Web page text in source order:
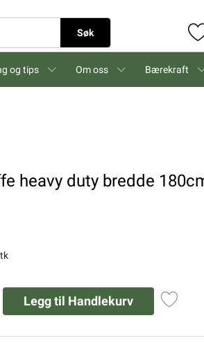
Søk
og tips Om oss Bærekraft
heavy duty bredde
Legg til Handlekurv